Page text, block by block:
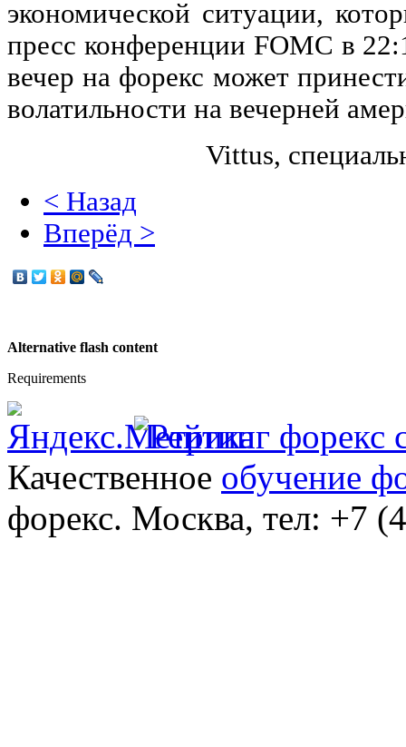
экономической ситуации,
пресс конференции FOMC в
вечер на форекс может
волатильности на вечерней
Vittus,
< Назад
Вперёд >
Alternative flash content
Requirements
Качественное обучение
форекс. Москва, тел: +7